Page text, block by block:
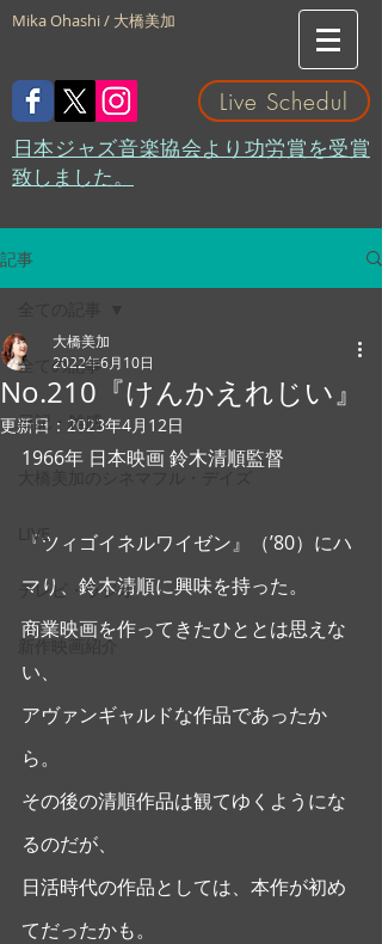
Mika Ohashi / 大橋美加
Live Schedul
​日本ジャズ音楽協会より功労賞を受賞
致しました。
記事
全ての記事
日記・雑感
LIVE
テレビ・ラジオ
新作映画紹介
No.210『けんかえれじい』
大橋美加
2022年6月10日
更新日： 2023年4月12日
1966年 日本映画 鈴木清順監督
『ツィゴイネルワイゼン』（’80）にハ
マり、鈴木清順に興味を持った。
商業映画を作ってきたひととは思えな
い、
アヴァンギャルドな作品であったか
ら。
その後の清順作品は観てゆくようにな
るのだが、
日活時代の作品としては、本作が初め
てだったかも。